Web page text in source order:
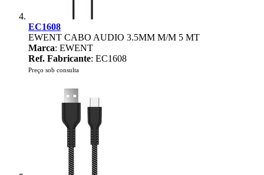
EC1608
EWENT CABO AUDIO 3.5MM M/M 5 MT
Marca: EWENT
Ref. Fabricante: EC1608
Preço sob consulta